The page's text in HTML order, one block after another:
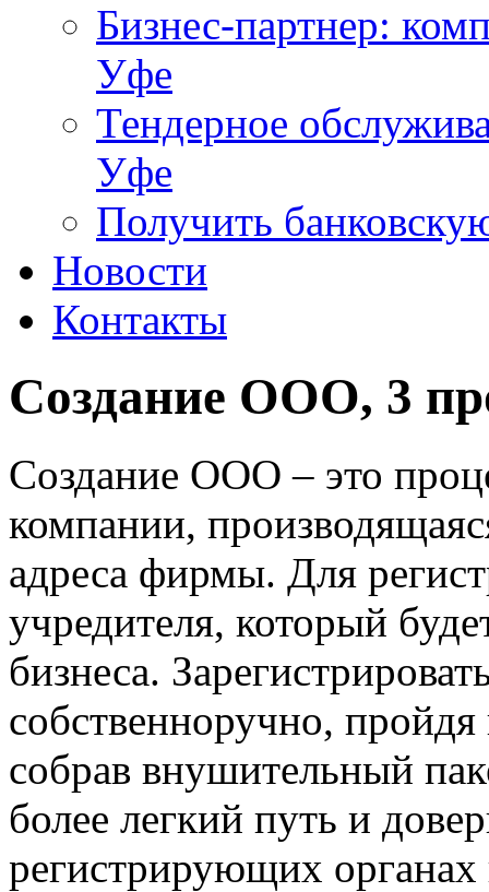
Бизнес-партнер:
Уфе
Тендерное
Уфе
Получить
Новости
Контакты
Создание ООО, 3
Создание ООО – это
компании,
адреса фирмы. Для
учредителя, который
бизнеса.
собственноручно,
собрав внушительный
более легкий путь и
регистрирующих